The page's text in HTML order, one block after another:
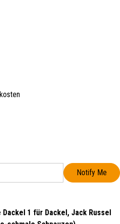
Notify Me
Dackel 1 für Dackel, Jack Russel